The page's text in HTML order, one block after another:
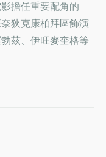
擔任重要配角的
狄克康柏拜區飾演
茲、伊旺麥奎格等